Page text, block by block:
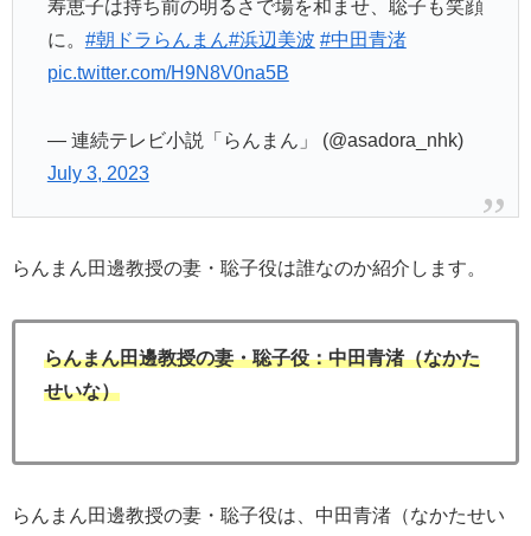
寿恵子は持ち前の明るさで場を和ませ、聡子も笑顔
に。 #朝ドラらんまん#浜辺美波 #中田青渚
pic.twitter.com/H9N8V0na5B
— 連続テレビ小説「らんまん」 (@asadora_nhk)
July 3, 2023
らんまん田邊教授の妻・聡子役は誰なのか紹介します。
らんまん田邊教授の妻・聡子役：中田青渚（なかた
せいな）
らんまん田邊教授の妻・聡子役は、中田青渚（なかたせい